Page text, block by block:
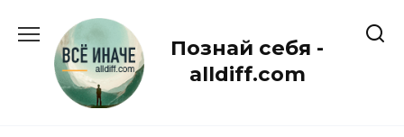
содержанию
Познай себя -
alldiff.com